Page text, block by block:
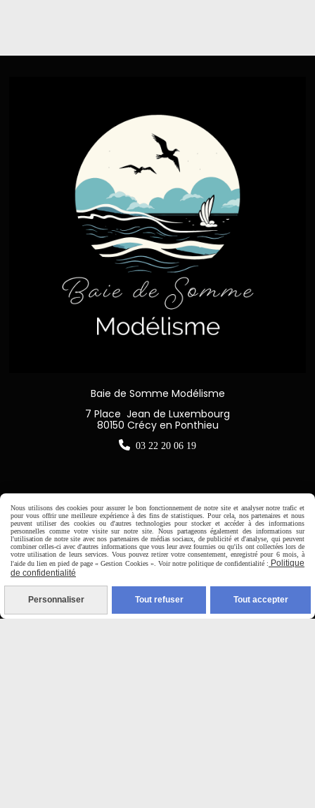
Baie de Somme Modélisme
7 Place Jean de Luxembourg
80150 Crécy en Ponthieu
 03 22 20 06 19
Horaire d'ouverture:
Du Mardi au Samedi de
9H00 - 12H30 / 14H00-18H30

Paiement sécurisé
Nous utilisons des cookies pour assurer le bon fonctionnement de notre site et analyser notre trafic et
pour vous offrir une meilleure expérience à des fins de statistiques. Pour cela, nos partenaires et nous
peuvent utiliser des cookies ou d'autres technologies pour stocker et accéder à des informations
personnelles comme votre visite sur notre site. Nous partageons également des informations sur
l'utilisation de notre site avec nos partenaires de médias sociaux, de publicité et d'analyse, qui peuvent
combiner celles-ci avec d'autres informations que vous leur avez fournies ou qu'ils ont collectées lors de
votre utilisation de leurs services. Vous pouvez retirer votre consentement, enregistré pour 6 mois, à
l'aide du lien en pied de page « Gestion Cookies ». Voir notre politique de confidentialité : Politique
de confidentialité
Personnaliser Tout refuser Tout accepter